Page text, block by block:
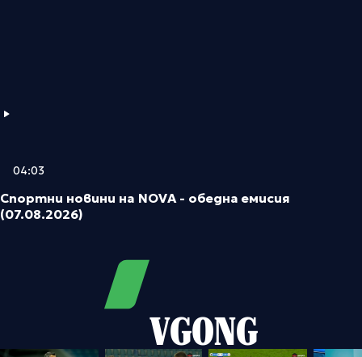
04:03
Спортни новини на NOVA - обедна емисия
(07.08.2026)
VGONG